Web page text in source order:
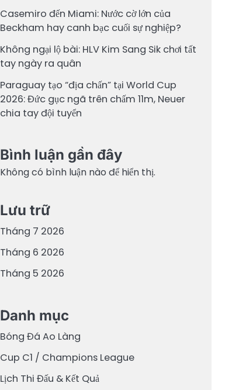
Casemiro đến Miami: Nước cờ lớn của
Beckham hay canh bạc cuối sự nghiệp?
Không ngại lộ bài: HLV Kim Sang Sik chơi tất
tay ngày ra quân
Paraguay tạo “địa chấn” tại World Cup
2026: Đức gục ngã trên chấm 11m, Neuer
chia tay đội tuyển
Bình luận gần đây
Không có bình luận nào để hiển thị.
Lưu trữ
Tháng 7 2026
Tháng 6 2026
Tháng 5 2026
Danh mục
Bóng Đá Ao Làng
Cup C1 / Champions League
Lịch Thi Đấu & Kết Quả